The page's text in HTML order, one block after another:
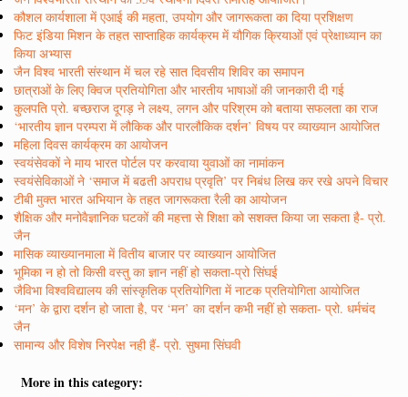
कौशल कार्यशाला में एआई की महता, उपयोग और जागरूकता का दिया प्रशिक्षण
फिट इंडिया मिशन के तहत साप्ताहिक कार्यक्रम में यौगिक क्रियाओं एवं प्रेक्षाध्यान का
किया अभ्यास
जैन विश्व भारती संस्थान में चल रहे सात दिवसीय शिविर का समापन
छात्राओं के लिए क्विज प्रतियोगिता और भारतीय भाषाओं की जानकारी दी गई
कुलपति प्रो. बच्छराज दूगड़ ने लक्ष्य, लगन और परिश्रम को बताया सफलता का राज
‘भारतीय ज्ञान परम्परा में लौकिक और पारलौकिक दर्शन’ विषय पर व्याख्यान आयोजित
महिला दिवस कार्यक्रम का आयोजन
स्वयंसेवकों ने माय भारत पोर्टल पर करवाया युवाओं का नामांकन
स्वयंसेविकाओं ने ‘समाज में बढती अपराध प्रवृति’ पर निबंध लिख कर रखे अपने विचार
टीबी मुक्त भारत अभियान के तहत जागरूकता रैली का आयोजन
शैक्षिक और मनोवैज्ञानिक घटकों की महत्ता से शिक्षा को सशक्त किया जा सकता है- प्रो.
जैन
मासिक व्याख्यानमाला में वितीय बाजार पर व्याख्यान आयोजित
भूमिका न हो तो किसी वस्तु का ज्ञान नहीं हो सकता-प्रो सिंघई
जैविभा विश्वविद्यालय की सांस्कृतिक प्रतियोगिता में नाटक प्रतियोगिता आयोजित
‘मन’ के द्वारा दर्शन हो जाता है, पर ‘मन’ का दर्शन कभी नहीं हो सकता- प्रो. धर्मचंद
जैन
सामान्य और विशेष निरपेक्ष नही हैं- प्रो. सुषमा सिंघवी
More in this category: